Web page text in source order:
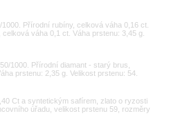
Přírodní rubíny, celková váha 0,16 ct.
váha 0,1 ct. Váha prstenu: 3,45 g.
1000. Přírodní diamant - starý brus,
prstenu: 2,35 g. Velikost prstenu: 54.
Ct a syntetickým safírem, zlato o ryzosti
úřadu, velikost prstenu 59, rozměry